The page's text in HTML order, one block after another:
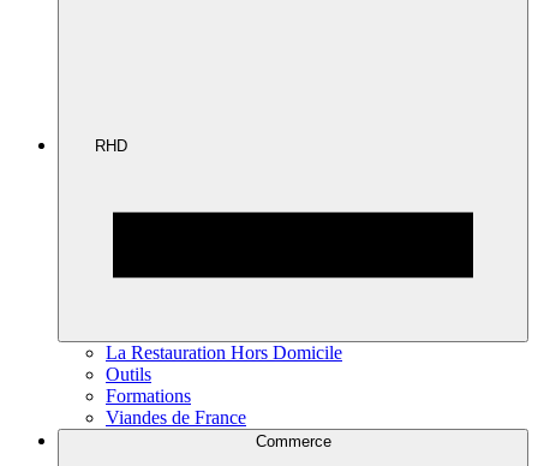
RHD
La Restauration Hors Domicile
Outils
Formations
Viandes de France
Commerce